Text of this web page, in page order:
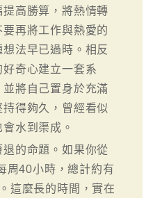
高勝算，將熱情轉
再將工作與熱愛的
法早已過時。相反
奇心建立一套系
將自己置身於充滿
得夠久，曾經看似
水到渠成。
退的命題。如果你從
周40小時，總計約有
這麼長的時間，實在